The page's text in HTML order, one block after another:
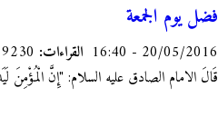
فضل يوم الجمعة
20/05/2016 - 16:40 القراءات:
قَالَ الامام الصادق عليه السلام: "إِنَّ الْمُؤْمِنَ